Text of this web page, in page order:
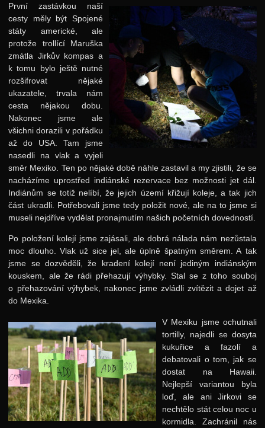
První zastávkou naší
cesty měly být Spojené
státy americké, ale
protože trollící Maruška
zmátla Jirkův kompas a
k tomu bylo ještě nutné
rozšifrovat nějaké
ukazatele, trvala nám
cesta nějakou dobu.
Nakonec jsme ale
všichni dorazili v pořádku
až do USA. Tam jsme
nasedli na vlak a vyjeli
směr Mexiko. Ten po nějaké době náhle zastavil a my zjistili, že se
nacházíme uprostřed indiánské rezervace bez možnosti jet dál.
Indiánům se totiž nelíbí, že jejich území křižují koleje, a tak jich
část ukradli. Potřebovali jsme tedy položit nové, ale na to jsme si
museli nejdříve vydělat pronajmutím našich početních dovedností.
Po položení kolejí jsme zajásali, ale dobrá nálada nám nezůstala
moc dlouho. Vlak už sice jel, ale úplně špatným směrem. A tak
jsme se dozvěděli, že kradení kolejí není jediným indiánským
kouskem, ale že rádi přehazují výhybky. Stal se z toho souboj
o přehazování výhybek, nakonec jsme zvládli zvítězit a dojet až
do Mexika.
V Mexiku jsme ochutnali
tortilly, najedli se dosyta
kukuřice a fazolí a
debatovali o tom, jak se
dostat na Hawaii.
Nejlepší variantou byla
loď, ale ani Jirkovi se
nechtělo stát celou noc u
kormidla. Zachránil nás
Podzimní 2020
Jarní 2020
Podzimní 2019
Jarní 2019
Podzimní 2018
Jarní 2018
Podzimní 2017
Jarní 2017
Podzimní 2016
Jarní 2016
Podzimní 2015
Jarní 2015
Podzimní 2014
Jarní 2014
Podzimní 2013
Podzimní 2012
Jarní 2012
Podzimní 2011
Jarní 2011
Podzimní 2010